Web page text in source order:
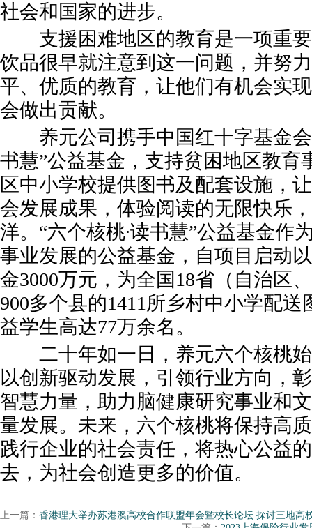
社会和国家的进步。
支援困难地区的教育是一项重要
饮品很早就注意到这一问题，并努
平、优质的教育，让他们有机会实
会做出贡献。
养元公司携手中国红十字基金会
书慧”公益基金，支持贫困地区教育
区中小学校提供图书及配套设施，
会发展成果，体验阅读的无限快乐
洋。“六个核桃∙读书慧”公益基金作
事业发展的公益基金，自项目启动
金3000万元，为全国18省（自治区
900多个县的1411所乡村中小学配送
益学生高达77万余名。
二十年如一日，养元六个核桃始
以创新驱动发展，引领行业方向，
智慧力量，助力脑健康研究事业和
量发展。未来，六个核桃将保持高
践行企业的社会责任，将热心公益
去，为社会创造更多的价值。
上一篇： 香港理大举办苏港澳高校合作联盟年会暨校长论坛 探讨三地高